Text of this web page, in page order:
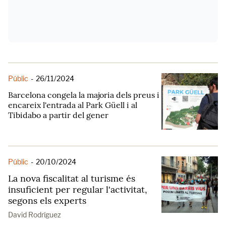
Públic - 26/11/2024
Barcelona congela la majoria dels preus i
encareix l'entrada al Park Güell i al
Tibidabo a partir del gener
Públic - 20/10/2024
La nova fiscalitat al turisme és
insuficient per regular l'activitat,
segons els experts
David Rodríguez